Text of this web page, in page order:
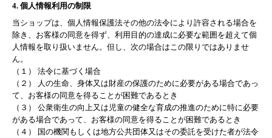
4. 個人情報利用の制限
当ショップは、個人情報保護法その他の法令により許容される場合を
除き、お客様の同意を得ず、利用目的の達成に必要な範囲を超えて個
人情報を取り扱いません。但し、次の場合はこの限りではありませ
ん。
（１） 法令に基づく場合
（２） 人の生命、身体又は財産の保護のために必要がある場合であっ
て、お客様の同意を得ることが困難であるとき
（３） 公衆衛生の向上又は児童の健全な育成の推進のために特に必要
がある場合であって、お客様の同意を得ることが困難であるとき
（４） 国の機関もしくは地方公共団体又はその委託を受けた者が法令